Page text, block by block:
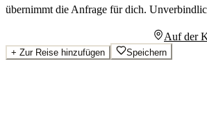
übernimmt die Anfrage für dich.
Auf der
+ Zur Reise hinzufügen Speichern